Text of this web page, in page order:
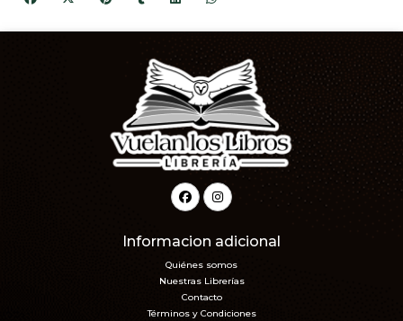
Informacion adicional
Quiénes somos
Nuestras Librerías
Contacto
Términos y Condiciones